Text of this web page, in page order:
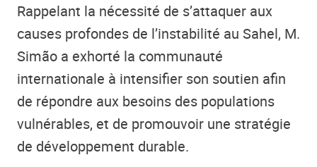
Rappelant la nécessité de s’attaquer aux
causes profondes de l’instabilité au Sahel, M.
Simão a exhorté la communauté
internationale à intensifier son soutien afin
de répondre aux besoins des populations
vulnérables, et de promouvoir une stratégie
de développement durable.